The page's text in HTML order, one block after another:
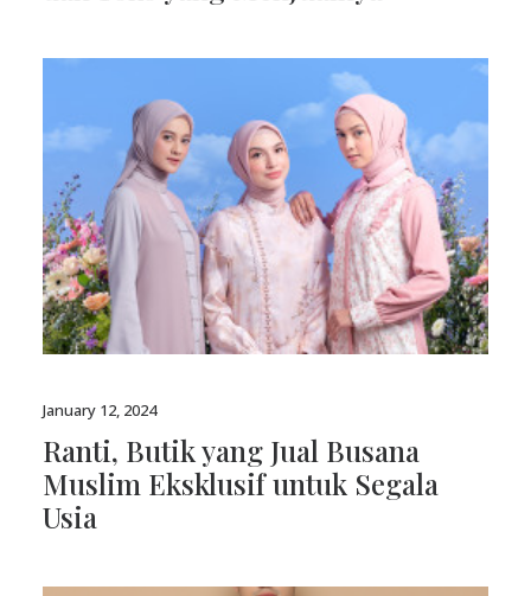
January 12, 2024
Ranti, Butik yang Jual Busana
Muslim Eksklusif untuk Segala
Usia